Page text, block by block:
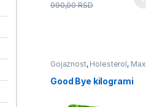
990,00RSD
Gojaznost, Holesterol, Max
Medica
Good Bye kilogrami